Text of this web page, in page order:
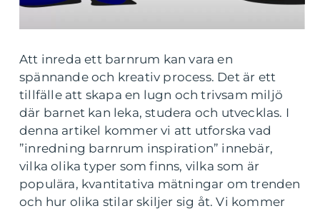
Att inreda ett barnrum kan vara en
spännande och kreativ process. Det är ett
tillfälle att skapa en lugn och trivsam miljö
där barnet kan leka, studera och utvecklas. I
denna artikel kommer vi att utforska vad
”inredning barnrum inspiration” innebär,
vilka olika typer som finns, vilka som är
populära, kvantitativa mätningar om trenden
och hur olika stilar skiljer sig åt. Vi kommer